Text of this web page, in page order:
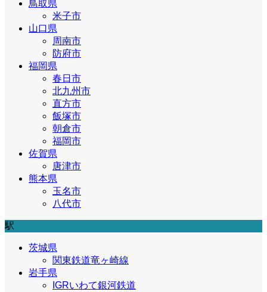
鳥取県
米子市
山口県
周南市
防府市
福岡県
春日市
北九州市
直方市
飯塚市
朝倉市
福岡市
佐賀県
唐津市
熊本県
玉名市
八代市
駅
茨城県
関東鉄道竜ヶ崎線
岩手県
IGRいわて銀河鉄道